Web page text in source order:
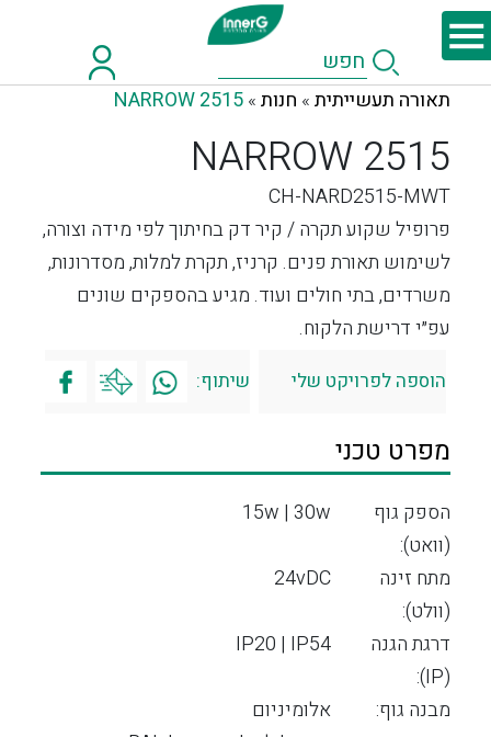
תאורה תעשייתית » חנות »
NARROW 2515
NARROW 2515
CH-NARD2515-MWT
פרופיל שקוע תקרה / קיר דק בחיתוך לפי מידה וצורה,
לשימוש תאורת פנים. קרניז, תקרת למלות, מסדרונות,
משרדים, בתי חולים ועוד. מגיע בהספקים שונים
עפ״י דרישת הלקוח.
הוספה לפרויקט שלי שיתוף:
מפרט טכני
הספק גוף
(וואט):
15w | 30w
מתח זינה
(וולט):
24vDC
דרגת הגנה
(IP):
IP20 | IP54
מבנה גוף:
אלומיניום